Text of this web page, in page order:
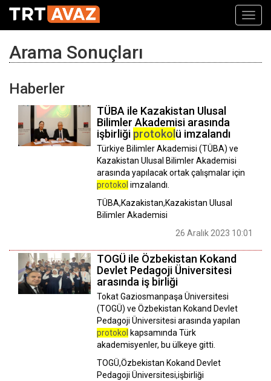
Arama Sonuçları
Haberler
TÜBA ile Kazakistan Ulusal
Bilimler Akademisi arasında
işbirliği protokol ü imzalandı
Türkiye Bilimler Akademisi (TÜBA) ve
Kazakistan Ulusal Bilimler Akademisi
arasında yapılacak ortak çalışmalar için
protokol imzalandı.
TÜBA,Kazakistan,Kazakistan Ulusal
Bilimler Akademisi
26 Aralık 2023 10:01
TOGÜ ile Özbekistan Kokand
Devlet Pedagoji Üniversitesi
arasında iş birliği
Tokat Gaziosmanpaşa Üniversitesi
(TOGÜ) ve Özbekistan Kokand Devlet
Pedagoji Üniversitesi arasında yapılan
protokol kapsamında Türk
akademisyenler, bu ülkeye gitti.
TOGÜ,Özbekistan Kokand Devlet
Pedagoji Üniversitesi,işbirliği